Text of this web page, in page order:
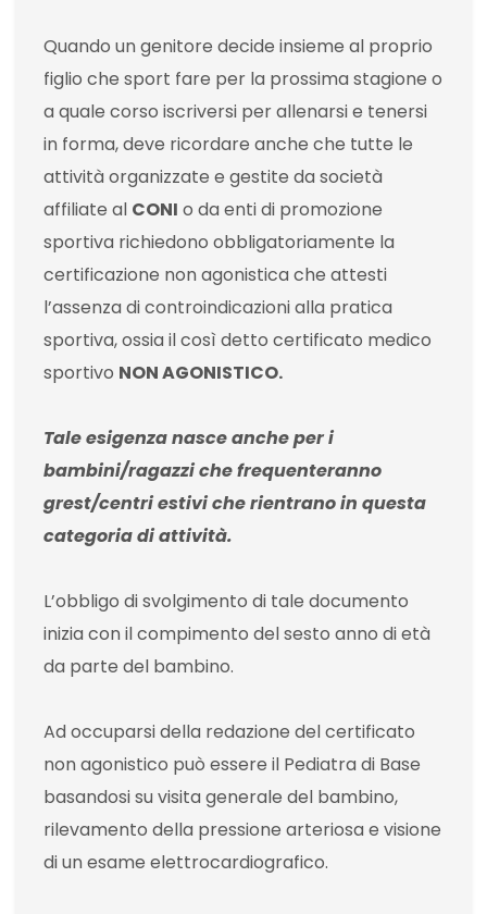
Quando un genitore decide insieme al proprio
figlio che sport fare per la prossima stagione o
a quale corso iscriversi per allenarsi e tenersi
in forma, deve ricordare anche che tutte le
attività organizzate e gestite da società
affiliate al CONI o da enti di promozione
sportiva richiedono obbligatoriamente la
certificazione non agonistica che attesti
l’assenza di controindicazioni alla pratica
sportiva, ossia il così detto certificato medico
sportivo NON AGONISTICO.
Tale esigenza nasce anche per i
bambini/ragazzi che frequenteranno
grest/centri estivi che rientrano in questa
categoria di attività.
L’obbligo di svolgimento di tale documento
inizia con il compimento del sesto anno di età
da parte del bambino.
Ad occuparsi della redazione del certificato
non agonistico può essere il Pediatra di Base
basandosi su visita generale del bambino,
rilevamento della pressione arteriosa e visione
di un esame elettrocardiografico.